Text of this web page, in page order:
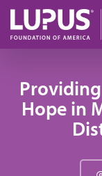
Pasar al contenido
Hope in